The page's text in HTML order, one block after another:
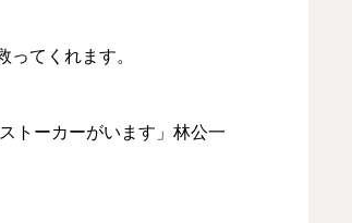
てくれます。
トーカーがいます」林公一